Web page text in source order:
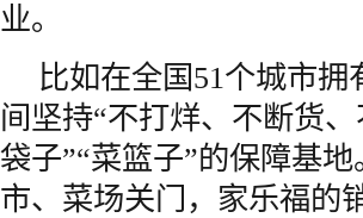
业。
比如在全国51个城市
间坚持“不打烊、不断货
袋子”“菜篮子”的保障基
市、菜场关门，家乐福的